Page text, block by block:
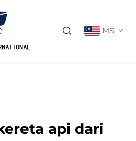
MS
api dari